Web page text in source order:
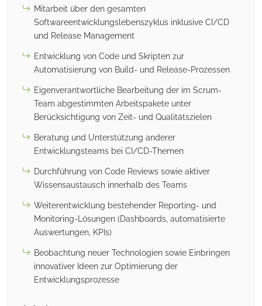
Mitarbeit über den gesamten
Softwareentwicklungslebenszyklus inklusive CI/CD
und Release Management
Entwicklung von Code und Skripten zur
Automatisierung von Build- und Release-Prozessen
Eigenverantwortliche Bearbeitung der im Scrum-
Team abgestimmten Arbeitspakete unter
Berücksichtigung von Zeit- und Qualitätszielen
Beratung und Unterstützung anderer
Entwicklungsteams bei CI/CD-Themen
Durchführung von Code Reviews sowie aktiver
Wissensaustausch innerhalb des Teams
Weiterentwicklung bestehender Reporting- und
Monitoring-Lösungen (Dashboards, automatisierte
Auswertungen, KPIs)
Beobachtung neuer Technologien sowie Einbringen
innovativer Ideen zur Optimierung der
Entwicklungsprozesse